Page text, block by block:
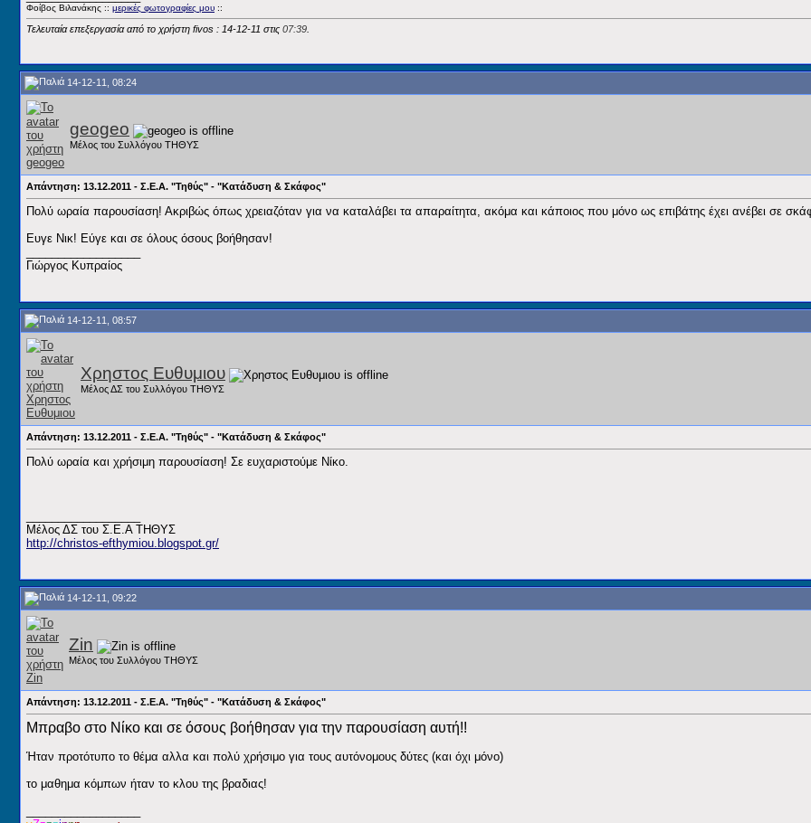
Φοίβος Βιλανάκης :: μερικές φωτογραφίες μου ::
Τελευταία επεξεργασία από το χρήστη fivos : 14-12-11 στις 07:39
14-12-11, 08:24
geogeo
Μέλος του Συλλόγου ΤΗΘΥΣ
Απάντηση: 13.12.2011 - Σ.Ε.Α. "Τηθύς" - "Κατάδυση & Σκάφος"
Πολύ ωραία παρουσίαση! Ακριβώς όπως χρειαζόταν για να καταλάβει τα απαραίτητα, ακόμα και κάποιος που μόνο ως επιβάτης έχει ανέβει σε
Ευγε Νικ! Εύγε και σε όλους όσους βοήθησαν!
Γιώργος Κυπραίος
14-12-11, 08:57
Χρηστος Ευθυμιου
Μέλος ΔΣ του Συλλόγου ΤΗΘΥΣ
Απάντηση: 13.12.2011 - Σ.Ε.Α. "Τηθύς" - "Κατάδυση & Σκάφος"
Πολύ ωραία και χρήσιμη παρουσίαση! Σε ευχαριστούμε Νίκο.
Μέλος ΔΣ του Σ.Ε.Α ΤΗΘΥΣ
http://christos-efthymiou.blogspot.gr/
14-12-11, 09:22
Zin
Μέλος του Συλλόγου ΤΗΘΥΣ
Απάντηση: 13.12.2011 - Σ.Ε.Α. "Τηθύς" - "Κατάδυση & Σκάφος"
Μπραβο στο Νίκο και σε όσους βοήθησαν για την παρουσίαση αυτή!!
Ήταν προτότυπο το θέμα αλλα και πολύ χρήσιμο για τους αυτόνομους δύτες (και όχι μόνο)
το μαθημα κόμπων ήταν το κλου της βραδιας!